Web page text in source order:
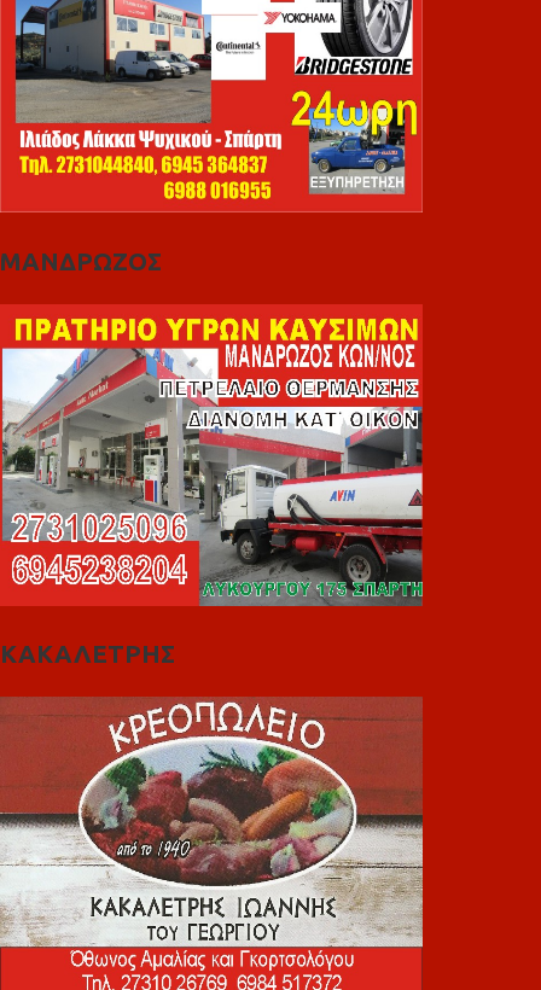
ΜΑΝΔΡΩΖΟΣ
ΚΑΚΑΛΕΤΡΗΣ